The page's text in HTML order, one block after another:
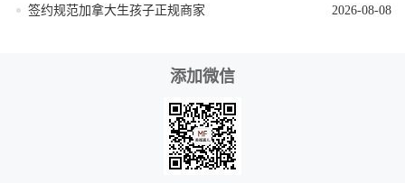
签约规范加拿大生孩子正规商家
2026-08-08
添加微信